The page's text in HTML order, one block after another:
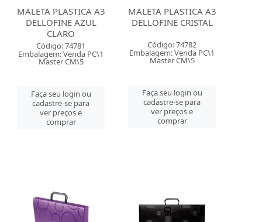
MALETA PLASTICA A3
DELLOFINE AZUL
CLARO
Código: 74781
Embalagem: Venda PC\1
Master CM\5
Faça seu login ou
cadastre-se para
ver preços e
comprar
MALETA PLASTICA A3
DELLOFINE CRISTAL
Código: 74782
Embalagem: Venda PC\1
Master CM\5
Faça seu login ou
cadastre-se para
ver preços e
comprar